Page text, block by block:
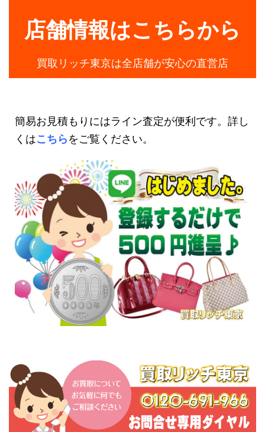
店舗情報はこちらから
買取リッチ東京は全店舗が安心の直営店
簡易お見積もりにはライン査定が便利です。詳し
くはこちらをご覧ください。